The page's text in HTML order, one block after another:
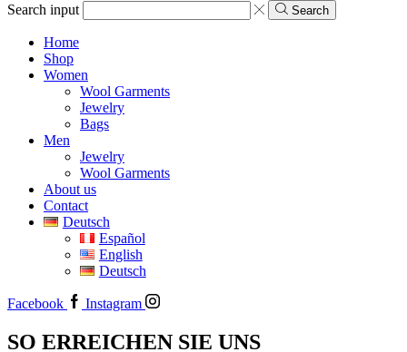
Search input Search
Home
Shop
Women
Wool Garments
Jewelry
Bags
Men
Jewelry
Wool Garments
About us
Contact
Deutsch
Español
English
Deutsch
Facebook Instagram
SO ERREICHEN SIE UNS